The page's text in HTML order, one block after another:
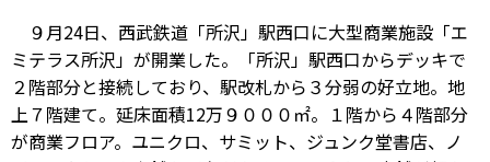
９月24日、西武鉄道「所沢」駅西口に大型商業施設「エ
ミテラス所沢」が開業した。「所沢」駅西口からデッキで
２階部分と接続しており、駅改札から３分弱の好立地。地
上７階建て。延床面積12万９０００㎡。１階から４階部分
が商業フロア。ユニクロ、サミット、ジュンク堂書店、ノ